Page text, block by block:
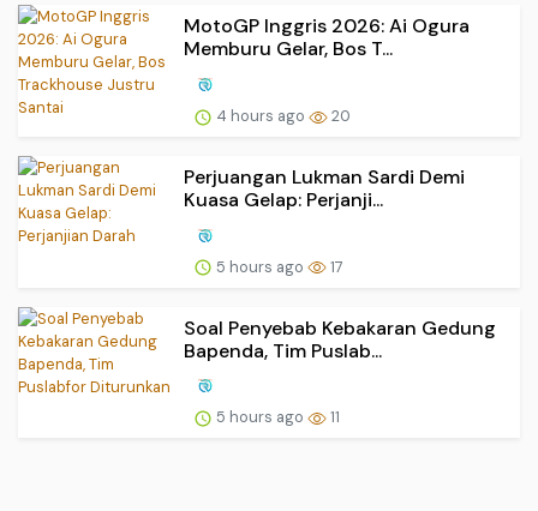
MotoGP Inggris 2026: Ai Ogura
Memburu Gelar, Bos T...
4 hours ago 20
Perjuangan Lukman Sardi Demi
Kuasa Gelap: Perjanji...
5 hours ago 17
Soal Penyebab Kebakaran Gedung
Bapenda, Tim Puslab...
5 hours ago 11